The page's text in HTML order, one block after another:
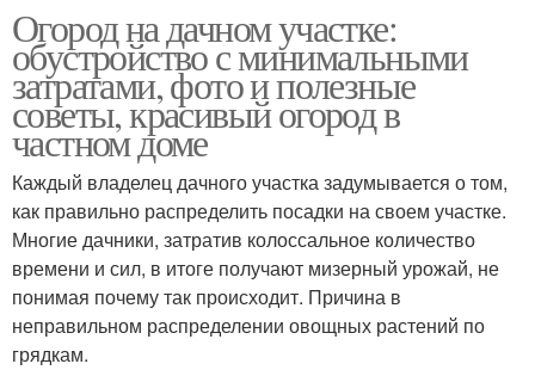
Огород на дачном участке:
обустройство с минимальными
затратами, фото и полезные
советы, красивый огород в
частном доме
Каждый владелец дачного участка задумывается о том,
как правильно распределить посадки на своем участке.
Многие дачники, затратив колоссальное количество
времени и сил, в итоге получают мизерный урожай, не
понимая почему так происходит. Причина в
неправильном распределении овощных растений по
грядкам.